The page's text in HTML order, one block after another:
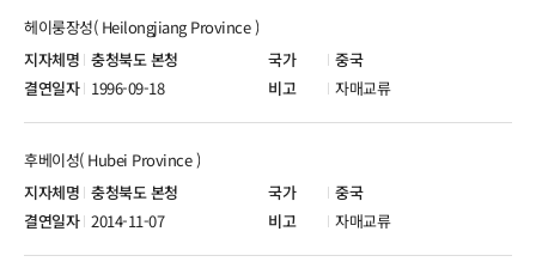
충청북도 본청 중국
헤이룽장성( Heilongjiang Province )
1996-09-18 자매교류
충청북도 본청 중국
후베이성( Hubei Province )
2014-11-07 자매교류